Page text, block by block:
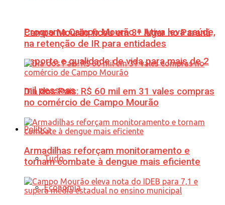
Programa Campo Mourão + Ativa leva saúde,
esporte e qualidade de vida para mais de 2
mil pessoas
Política
Tudo
Economia
Campo Mourão ficou em 3º lugar no Paraná
na retenção de IR para entidades
Dia dos Pais: R$ 60 mil em 31 vales compras
no comércio de Campo Mourão
Armadilhas reforçam monitoramento e
tornam combate à dengue mais eficiente